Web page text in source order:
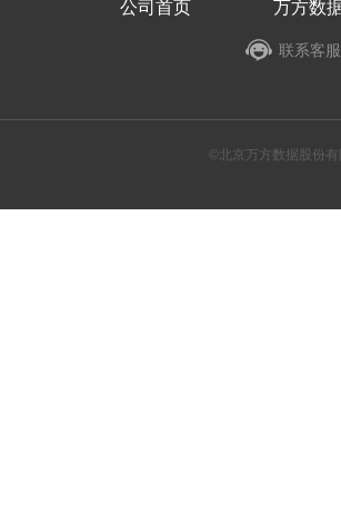
公司首页 万方数
联系客
©北京万方数据股份